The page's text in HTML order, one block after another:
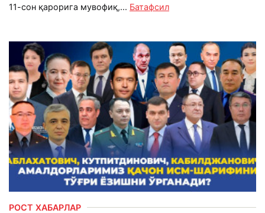
11-сон қарорига мувофиқ,... Батафсил
РОСТ ХАБАРЛАР